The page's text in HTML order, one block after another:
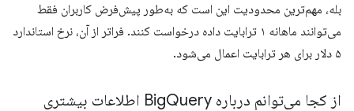
بله، مهم‌ترین محدودیت این است که به‌طور پیش‌فرض کاربران فقط
می‌توانند ماهانه ۱ ترابایت داده درخواست کنند. فراتر از آن، نرخ استاندارد
۵ دلار برای هر ترابایت اعمال می‌شود.
از کجا می‌توانم درباره Big
Query اطلاعات بیشتری